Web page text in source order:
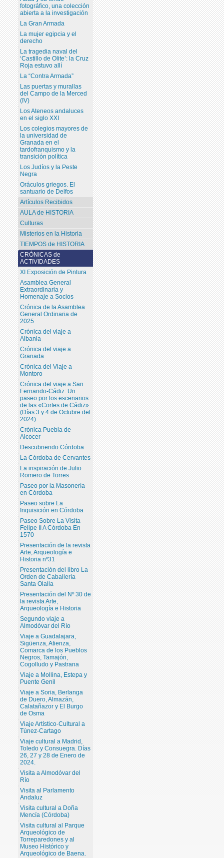
CRÓNICAS de
ACTIVIDADES
XI Exposición de Pintura
Asamblea General
Extraordinaria y
Homenaje a Socios
Crónica de la Asamblea
General Ordinaria de
2025
Crónica del viaje a
Albania
Crónica del viaje a
Granada
Crónica del Viaje a
Montoro
Crónica del viaje a San
Fernando-Cádiz: Un
paseo por los escenarios
de las «Cortes de Cádiz»
(Días 3 y 4 de Octubre del
2024)
Crónica Puebla de
Alcocer
Descubriendo Córdoba
La Córdoba de Cervantes
La inspiración de Julio
Romero de Torres
Paseo por la Masonería
en Córdoba
Paseo sobre La
Inquisición en Córdoba
Paseo Sobre La Visita
Felipe II A Córdoba En
1570
Presentación de la revista
Arte, Arqueología e
Historia nº31
Presentación del libro La
Orden de Caballería
Santa Olalla
Presentación del Nº 30 de
la revista Arte,
Arqueología e Historia
Segundo viaje a
Almodóvar del Río
Viaje a Guadalajara,
Sigüenza, Atienza,
Comarca de los Pueblos
Negros, Tamajón,
Cogolludo y Pastrana
Viaje a Mollina, Estepa y
Puente Genil
Viaje a Soria, Berlanga
de Duero, Almazán,
Calatañazor y El Burgo
de Osma
Viaje Artístico-Cultural a
Túnez-Cartago
Viaje cultural a Madrid,
Toledo y Consuegra. Días
26, 27 y 28 de Enero de
2024.
Visita a Almodóvar del
Río
Visita al Parlamento
Andaluz
Visita cultural a Doña
Mencía (Córdoba)
Visita cultural al Parque
Arqueológico de
Torreparedones y al
Museo Histórico y
Arqueológico de Baena.
fotográfico, una colección
abierta a la investigación
La Gran Armada
La mujer egipcia y el
derecho
La tragedia naval del
‘Castillo de Olite’: la Cruz
Roja estuvo allí
La “Contra Armada”
Las puertas y murallas
del Campo de la Merced
(IV)
Los Ateneos andaluces
en el siglo XXI
Los colegios mayores de
la universidad de
Granada en el
tardofranquismo y la
transición política
Los Judíos y la Peste
Negra
Oráculos griegos. El
santuario de Delfos
Artículos Recibidos
AULA de HISTORIA
Culturas
Misterios en la Historia
TIEMPOS de HISTORIA